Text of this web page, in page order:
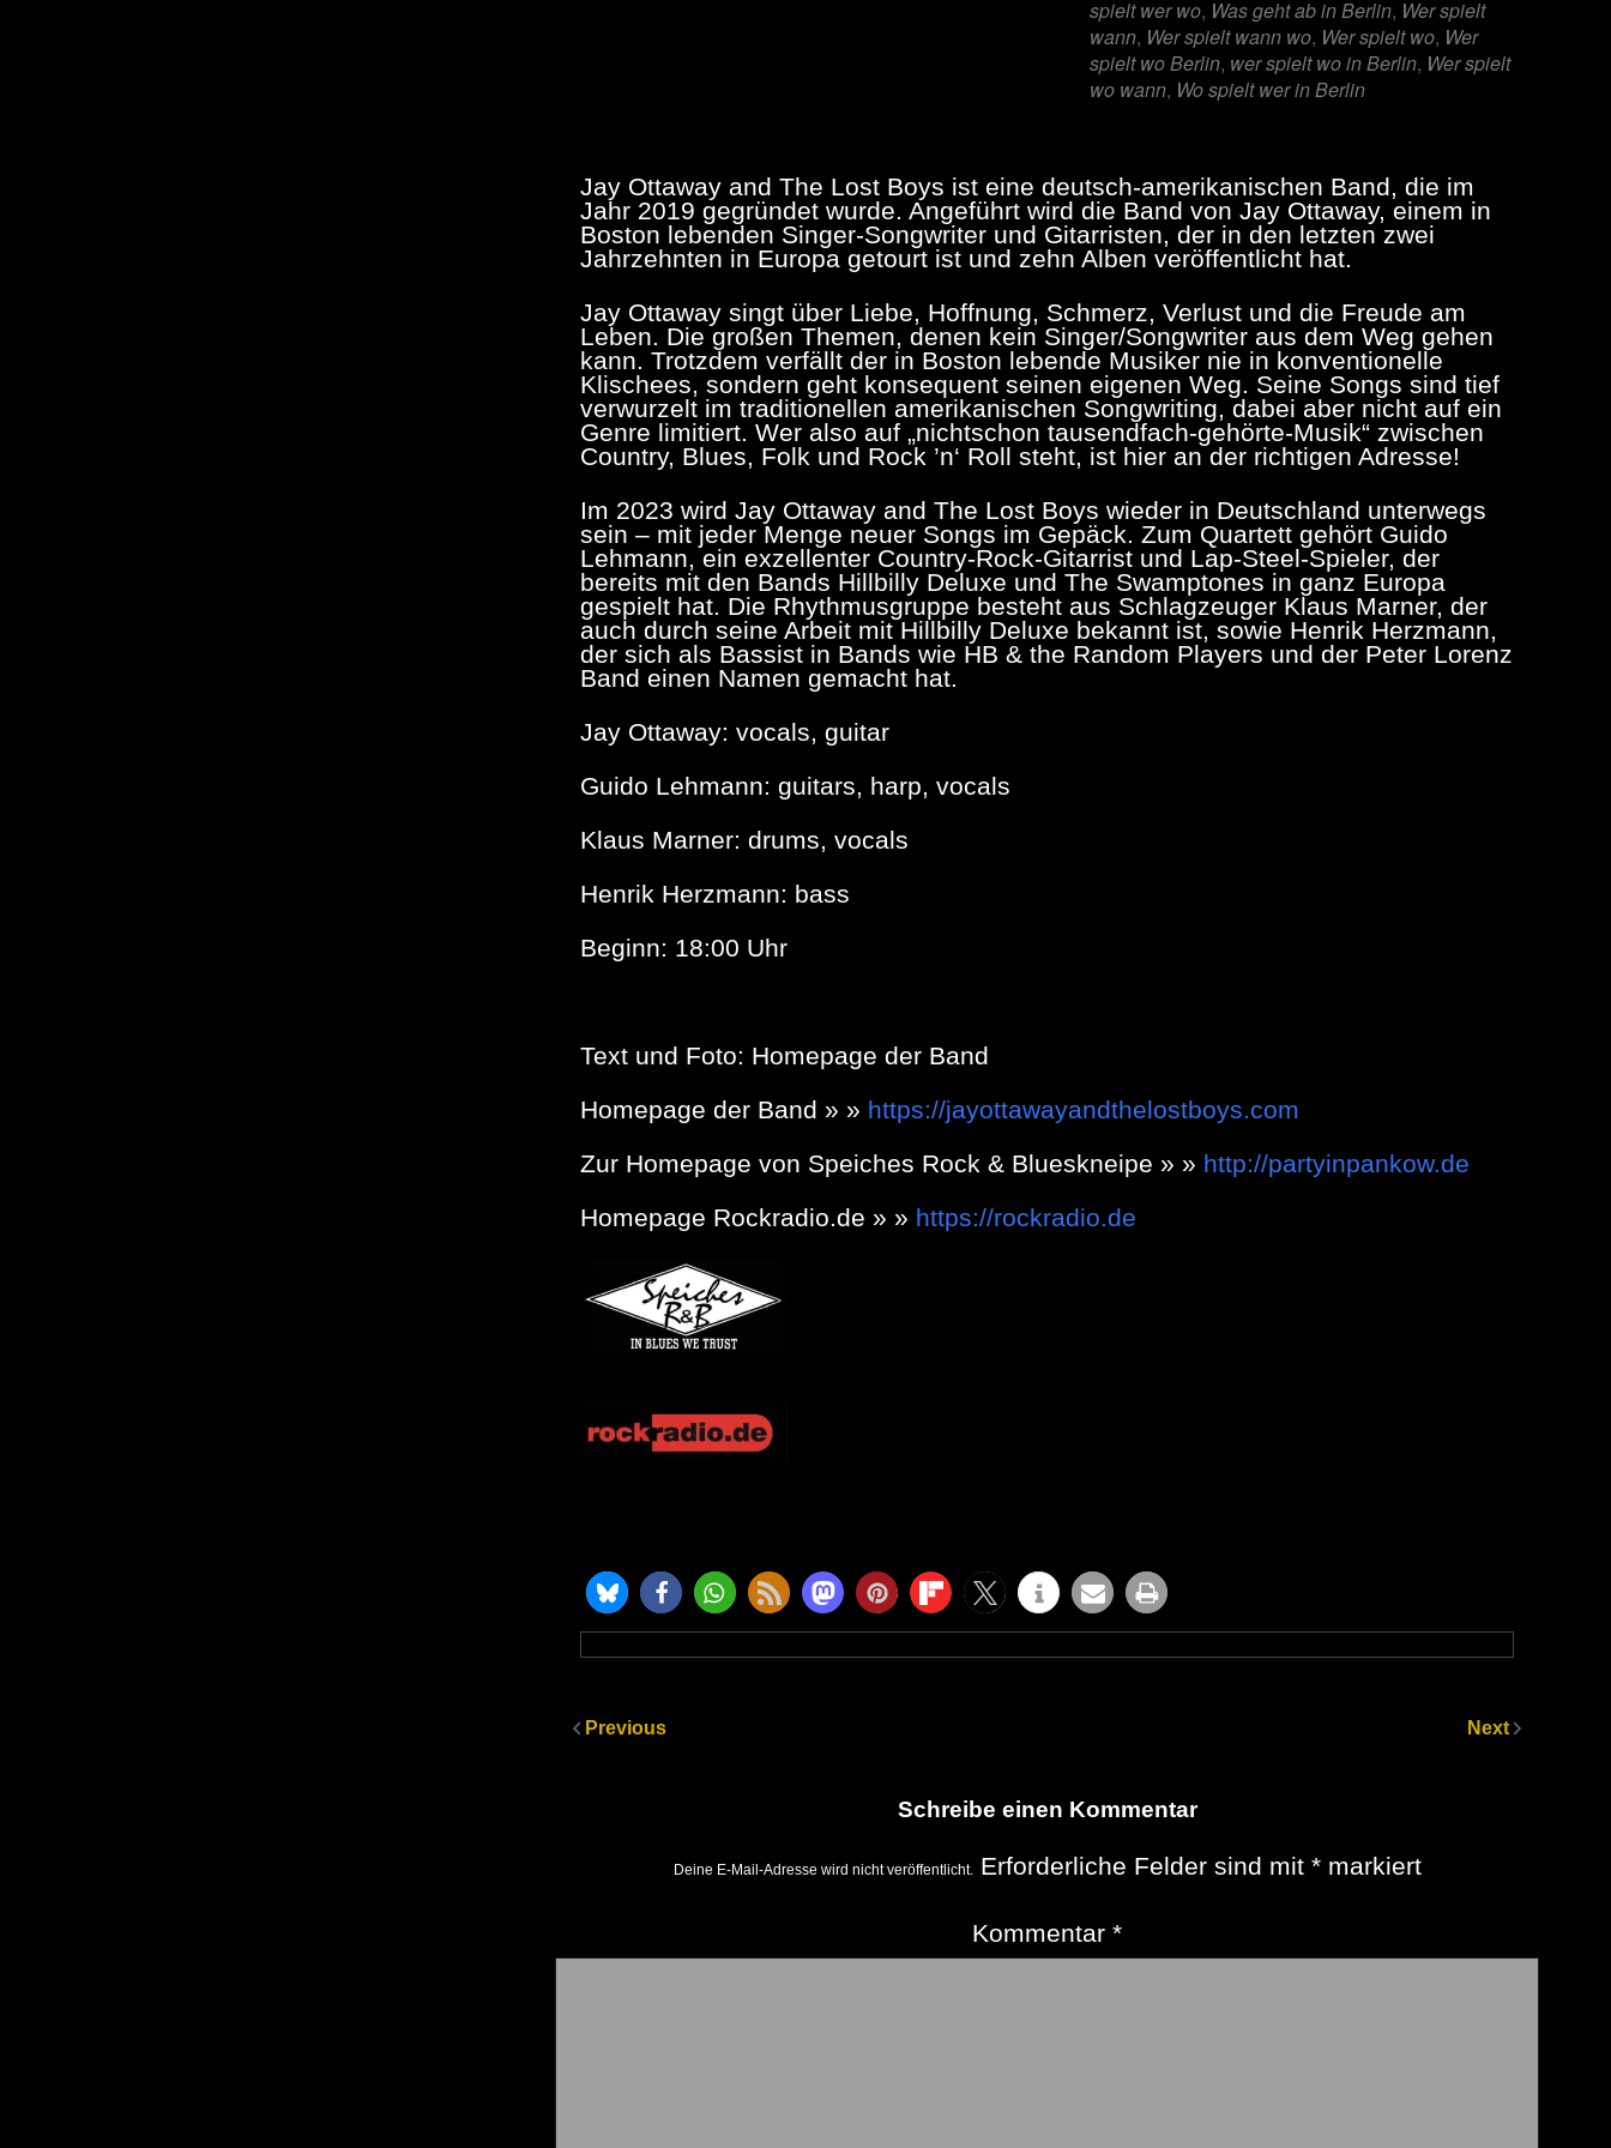
spielt wer wo, Was geht ab in Berlin, Wer spielt
wann, Wer spielt wann wo, Wer spielt wo, Wer
spielt wo Berlin, wer spielt wo in Berlin, Wer spielt
wo wann, Wo spielt wer in Berlin
Jay Ottaway and The Lost Boys ist eine deutsch-amerikanischen Band, die im
Jahr 2019 gegründet wurde. Angeführt wird die Band von Jay Ottaway, einem in
Boston lebenden Singer-Songwriter und Gitarristen, der in den letzten zwei
Jahrzehnten in Europa getourt ist und zehn Alben veröffentlicht hat.
Jay Ottaway singt über Liebe, Hoffnung, Schmerz, Verlust und die Freude am
Leben. Die großen Themen, denen kein Singer/Songwriter aus dem Weg gehen
kann. Trotzdem verfällt der in Boston lebende Musiker nie in konventionelle
Klischees, sondern geht konsequent seinen eigenen Weg. Seine Songs sind tief
verwurzelt im traditionellen amerikanischen Songwriting, dabei aber nicht auf ein
Genre limitiert. Wer also auf „nichtschon tausendfach-gehörte-Musik“ zwischen
Country, Blues, Folk und Rock ’n‘ Roll steht, ist hier an der richtigen Adresse!
Im 2023 wird Jay Ottaway and The Lost Boys wieder in Deutschland unterwegs
sein – mit jeder Menge neuer Songs im Gepäck. Zum Quartett gehört Guido
Lehmann, ein exzellenter Country-Rock-Gitarrist und Lap-Steel-Spieler, der
bereits mit den Bands Hillbilly Deluxe und The Swamptones in ganz Europa
gespielt hat. Die Rhythmusgruppe besteht aus Schlagzeuger Klaus Marner, der
auch durch seine Arbeit mit Hillbilly Deluxe bekannt ist, sowie Henrik Herzmann,
der sich als Bassist in Bands wie HB & the Random Players und der Peter Lorenz
Band einen Namen gemacht hat.
Jay Ottaway: vocals, guitar
Guido Lehmann: guitars, harp, vocals
Klaus Marner: drums, vocals
Henrik Herzmann: bass
Beginn: 18:00 Uhr
Text und Foto: Homepage der Band
Homepage der Band » » https://jayottawayandthelostboys.com
Zur Homepage von Speiches Rock & Blueskneipe » » http://partyinpankow.de
Homepage Rockradio.de » » https://rockradio.de
Previous Next
Schreibe einen Kommentar
Deine E-Mail-Adresse wird nicht veröffentlicht. Erforderliche Felder sind mit *markiert
Kommentar*